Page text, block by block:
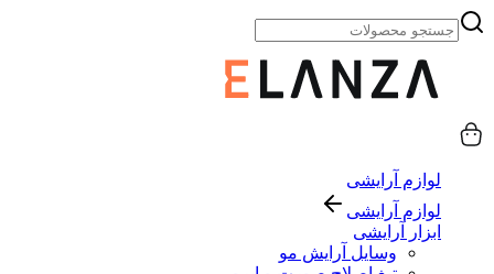
لوازم آرایشی
لوازم آرایشی
ابزار آرایشی
وسایل آرایش مو